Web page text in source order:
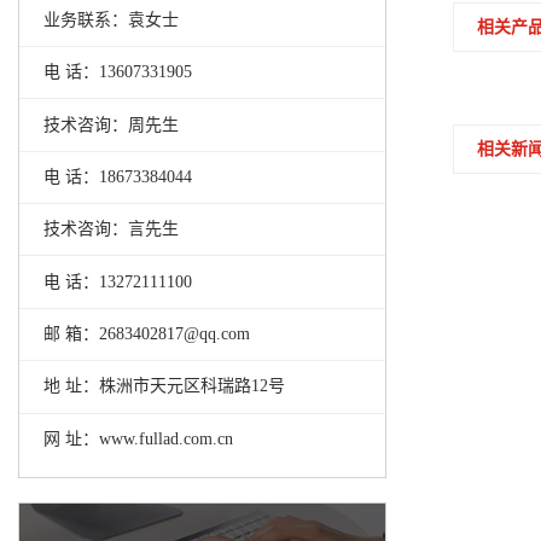
业务联系：袁女士
电 话：13607331905
技术咨询：周先生
电 话：18673384044
技术咨询：言先生
电 话：13272111100
邮 箱：2683402817@qq.com
地 址：株洲市天元区科瑞路12号
网 址：www.fullad.com.cn
相关产
相关新